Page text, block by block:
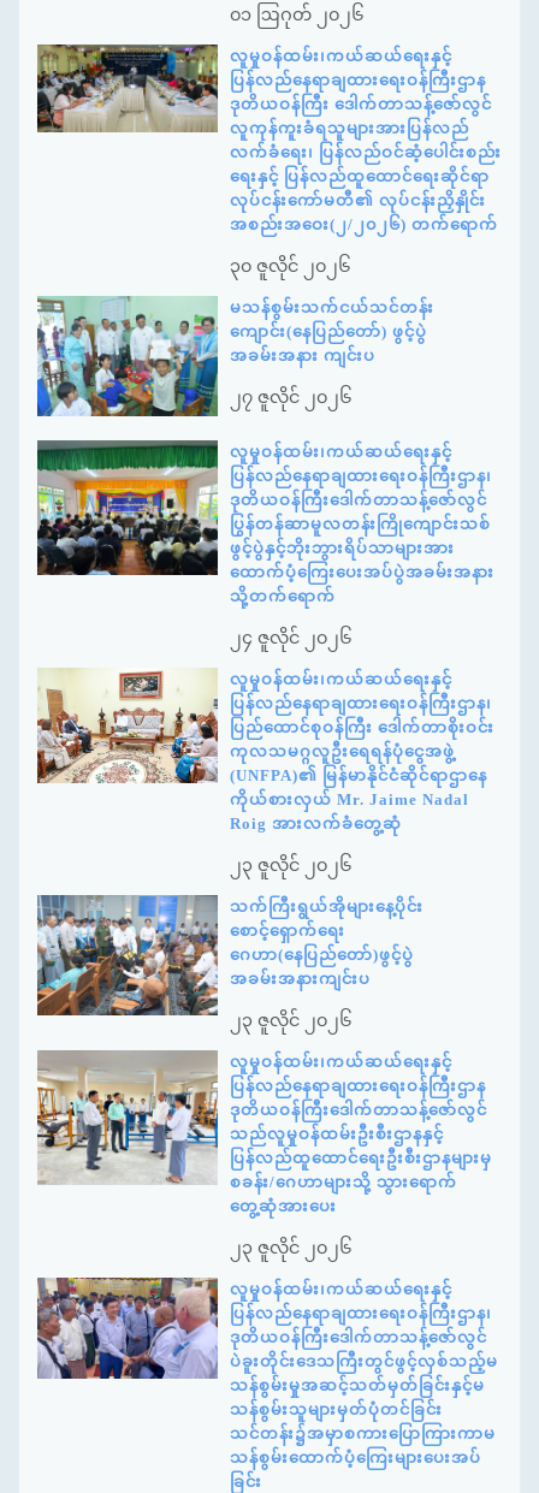
၀၁ ဩဂုတ် ၂၀၂၆
လူမှုဝန်ထမ်း၊ကယ်ဆယ်ရေးနှင့်
ပြန်လည်နေရာချထားရေးဝန်ကြီးဌာန
ဒုတိယဝန်ကြီး ဒေါက်တာသန့်ဇော်လွင်
လူကုန်ကူးခံရသူများအားပြန်လည်
လက်ခံရေး၊ ပြန်လည်ဝင်ဆံ့ပေါင်းစည်း
ရေးနှင့် ပြန်လည်ထူထောင်ရေးဆိုင်ရာ
လုပ်ငန်းကော်မတီ၏ လုပ်ငန်းညှိနှိုင်း
အစည်းအဝေး(၂/၂၀၂၆) တက်ရောက်
၃၀ ဇူလိုင် ၂၀၂၆
မသန်စွမ်းသက်ငယ်သင်တန်း
ကျောင်း(နေပြည်တော်) ဖွင့်ပွဲ
အခမ်းအနား ကျင်းပ
၂၇ ဇူလိုင် ၂၀၂၆
လူမှုဝန်ထမ်း၊ကယ်ဆယ်ရေးနှင့်
ပြန်လည်နေရာချထားရေးဝန်ကြီးဌာန၊
ဒုတိယဝန်ကြီးဒေါက်တာသန့်ဇော်လွင်
ပြွန်တန်ဆာမူလတန်းကြိုကျောင်းသစ်
ဖွင့်ပွဲနှင့်ဘိုးဘွားရိပ်သာများအား
ထောက်ပံ့ကြေးပေးအပ်ပွဲအခမ်းအနား
သို့တက်ရောက်
၂၄ ဇူလိုင် ၂၀၂၆
လူမှုဝန်ထမ်း၊ကယ်ဆယ်ရေးနှင့်
ပြန်လည်နေရာချထားရေးဝန်ကြီးဌာန၊
ပြည်ထောင်စုဝန်ကြီး ဒေါက်တာစိုးဝင်း
ကုလသမဂ္ဂလူဦးရေရန်ပုံငွေအဖွဲ့
(UNFPA)၏ မြန်မာနိုင်ငံဆိုင်ရာဌာနေ
ကိုယ်စားလှယ် Mr. Jaime Nadal
Roig အားလက်ခံတွေ့ဆုံ
၂၃ ဇူလိုင် ၂၀၂၆
သက်ကြီးရွယ်အိုများနေ့ပိုင်း
စောင့်ရှောက်ရေး
ဂေဟာ(နေပြည်တော်)ဖွင့်ပွဲ
အခမ်းအနားကျင်းပ
၂၃ ဇူလိုင် ၂၀၂၆
လူမှုဝန်ထမ်း၊ကယ်ဆယ်ရေးနှင့်
ပြန်လည်နေရာချထားရေးဝန်ကြီးဌာန
ဒုတိယဝန်ကြီးဒေါက်တာသန့်ဇော်လွင်
သည်လူမှုဝန်ထမ်းဦးစီးဌာနနှင့်
ပြန်လည်ထူထောင်ရေးဦးစီးဌာနများမှ
စခန်း/ဂေဟာများသို့ သွားရောက်
တွေ့ဆုံအားပေး
၂၃ ဇူလိုင် ၂၀၂၆
လူမှုဝန်ထမ်း၊ကယ်ဆယ်ရေးနှင့်
ပြန်လည်နေရာချထားရေးဝန်ကြီးဌာန၊
ဒုတိယဝန်ကြီးဒေါက်တာသန့်ဇော်လွင်
ပဲခူးတိုင်းဒေသကြီးတွင်ဖွင့်လှစ်သည့်မ
သန်စွမ်းမှုအဆင့်သတ်မှတ်ခြင်းနှင့်မ
သန်စွမ်းသူများမှတ်ပုံတင်ခြင်း
သင်တန်း၌အမှာစကားပြောကြားကာမ
သန်စွမ်းထောက်ပံ့ကြေးများပေးအပ်
ခြင်း